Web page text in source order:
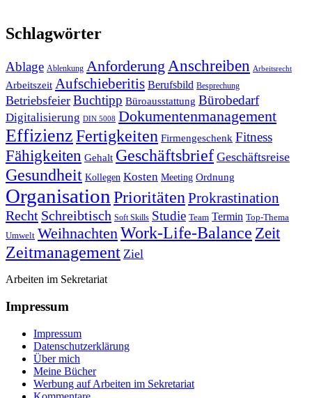
Schlagwörter
Ablage Ablenkung Anforderung Anschreiben Arbeitsrecht
Arbeitszeit Aufschieberitis Berufsbild Besprechung
Betriebsfeier Buchtipp Büroausstattung Bürobedarf
Digitalisierung DIN 5008 Dokumentenmanagement
EffizienzFertigkeiten Firmengeschenk Fitness
Fähigkeiten Gehalt Geschäftsbrief Geschäftsreise
Gesundheit Kollegen Kosten Meeting Ordnung
Organisation PrioritätenProkrastination
Recht Schreibtisch Soft Skills Studie Team Termin Top-Thema
Umwelt WeihnachtenWork-Life-Balance Zeit
Zeitmanagement Ziel
Arbeiten im Sekretariat
Impressum
Impressum
Datenschutzerklärung
Über mich
Meine Bücher
Werbung auf Arbeiten im Sekretariat